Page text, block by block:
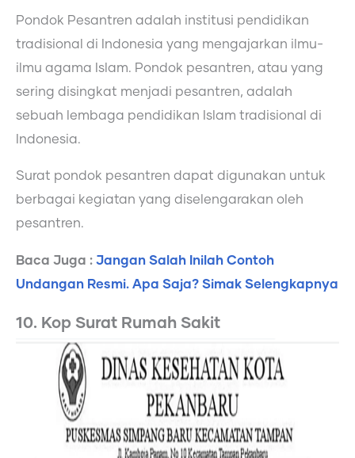
Pondok Pesantren adalah institusi pendidikan
tradisional di Indonesia yang mengajarkan ilmu-
ilmu agama Islam. Pondok pesantren, atau yang
sering disingkat menjadi pesantren, adalah
sebuah lembaga pendidikan Islam tradisional di
Indonesia.
Surat pondok pesantren dapat digunakan untuk
berbagai kegiatan yang diselengarakan oleh
pesantren.
Baca Juga : Jangan Salah Inilah Contoh
Undangan Resmi. Apa Saja? Simak Selengkapnya
10. Kop Surat Rumah Sakit